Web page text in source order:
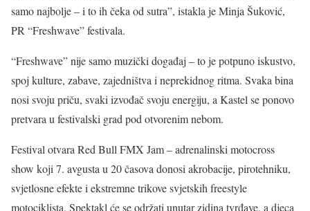
samo najbolje – i to ih čeka od sutra”, istakla je Minja Šuković,
PR “Freshwave” festivala.
“Freshwave” nije samo muzički događaj – to je potpuno iskustvo,
spoj kulture, zabave, zajedništva i neprekidnog ritma. Svaka bina
nosi svoju priču, svaki izvođač svoju energiju, a Kastel se ponovo
pretvara u festivalski grad pod otvorenim nebom.
Festival otvara Red Bull FMX Jam – adrenalinski motocross
show koji 7. avgusta u 20 časova donosi akrobacije, pirotehniku,
svjetlosne efekte i ekstremne trikove svjetskih freestyle
motociklista. Spektakl će se održati unutar zidina tvrđave, a djeca